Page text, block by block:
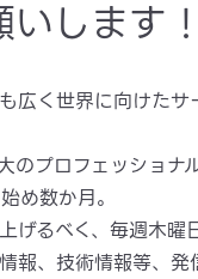
します！
広く世界に向けたサ
のプロフェッショナ
め数か月。
げるべく、毎週木曜
報、技術情報等、発